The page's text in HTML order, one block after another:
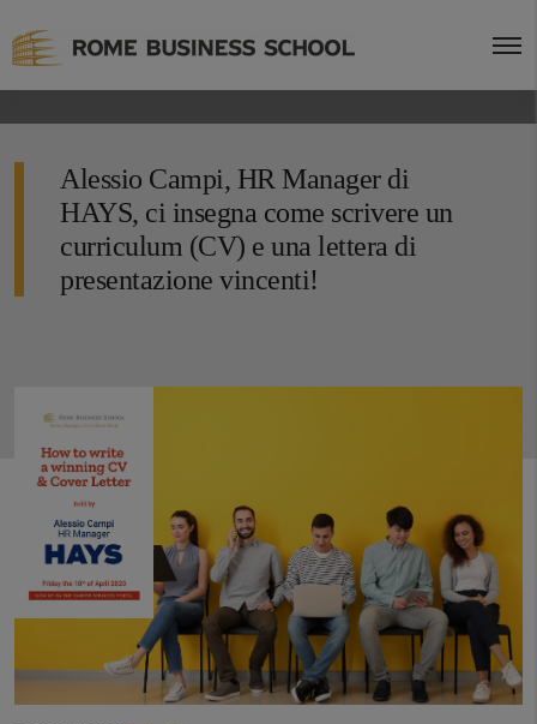
Alessio Campi, HR Manager di
HAYS, ci insegna come scrivere un
curriculum (CV) e una lettera di
presentazione vincenti!